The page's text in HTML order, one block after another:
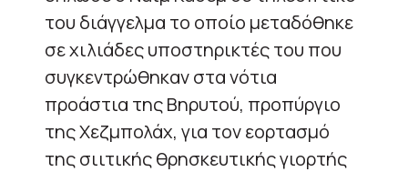
του διάγγελμα το οποίο μεταδόθηκε
σε χιλιάδες υποστηρικτές του που
συγκεντρώθηκαν στα νότια
προάστια της Βηρυτού, προπύργιο
της Χεζμπολάχ, για τον εορτασμό
της σιιτικής θρησκευτικής γιορτής